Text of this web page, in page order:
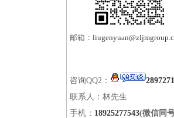
邮箱：
咨询QQ2：
联系人：林先生
手机： 18925277543(微信同